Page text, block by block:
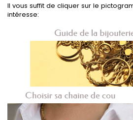
Il vous suffit de cliquer sur le
intéresse: